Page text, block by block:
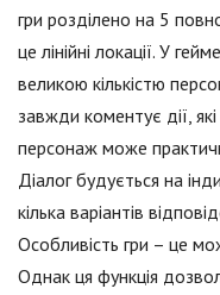
гри розділено на 5
це лінійні локації. У
великою кількістю
завжди коментує дії,
персонаж може
Діалог будується на
кілька варіантів
Особливість гри – це
Однак ця функція